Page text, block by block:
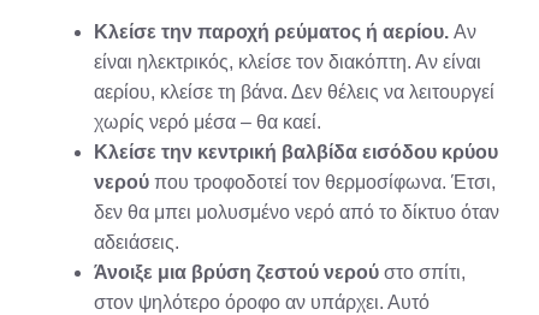
Κλείσε την παροχή ρεύματος ή αερίου. Αν
είναι ηλεκτρικός, κλείσε τον διακόπτη. Αν είναι
αερίου, κλείσε τη βάνα. Δεν θέλεις να λειτουργεί
χωρίς νερό μέσα – θα καεί.
Κλείσε την κεντρική βαλβίδα εισόδου κρύου
νερού που τροφοδοτεί τον θερμοσίφωνα. Έτσι,
δεν θα μπει μολυσμένο νερό από το δίκτυο όταν
αδειάσεις.
Άνοιξε μια βρύση ζεστού νερού στο σπίτι,
στον ψηλότερο όροφο αν υπάρχει. Αυτό